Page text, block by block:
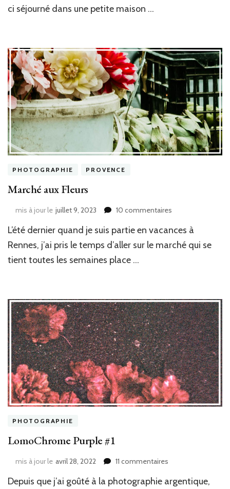
ci séjourné dans une petite maison …
PHOTOGRAPHIE PROVENCE
Marché aux Fleurs
mis à jour le juillet 9, 2023 10 commentaires
aux
Fleurs
L’été dernier quand je suis partie en vacances à
Rennes, j’ai pris le temps d’aller sur le marché qui se
tient toutes les semaines place …
PHOTOGRAPHIE
LomoChrome Purple #1
mis à jour le avril 28, 2022 11 commentaires
Purple
Depuis que j’ai goûté à la photographie argentique,